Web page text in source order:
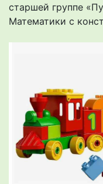
старшей группе
Математики с